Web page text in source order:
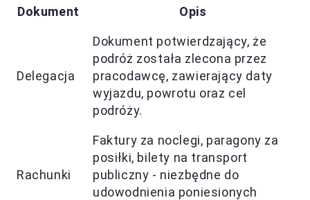
Dokument Opis
Delegacja
Dokument potwierdzający, że
podróż została zlecona przez
pracodawcę, zawierający daty
wyjazdu, powrotu oraz cel
podróży.
Rachunki
Faktury za noclegi, paragony za
posiłki, bilety na transport
publiczny - niezbędne do
udowodnienia poniesionych